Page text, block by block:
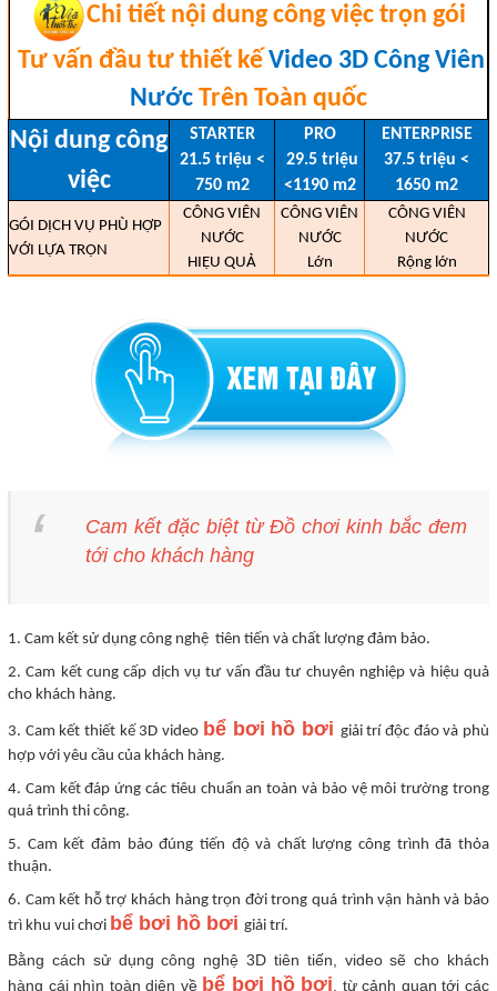
Chi tiết nội dung công việc trọn gói
Tư vấn đầu tư thiết kế Video 3D Công Viên
Nước Trên Toàn quốc
Nội dung công
việc
STARTER
21.5 triệu <
750 m2
PRO
29.5 triệu
<1190 m2
ENTERPRISE
37.5 triệu <
1650 m2
GÓI DỊCH VỤ PHÙ HỢP
VỚI LỰA TRỌN
CÔNG VIÊN
NƯỚC
HIỆU QUẢ
CÔNG VIÊN
NƯỚC
Lớn
CÔNG VIÊN
NƯỚC
Rộng lớn
Cam kết đặc biệt từ Đồ chơi kinh bắc đem
tới cho khách hàng
1. Cam kết sử dụng công nghệ tiên tiến và chất lượng đảm bảo.
2. Cam kết cung cấp dịch vụ tư vấn đầu tư chuyên nghiệp và hiệu quả
cho khách hàng.
3. Cam kết thiết kế 3D video bể bơi hồ bơi giải trí độc đáo và phù
hợp với yêu cầu của khách hàng.
4. Cam kết đáp ứng các tiêu chuẩn an toàn và bảo vệ môi trường trong
quá trình thi công.
5. Cam kết đảm bảo đúng tiến độ và chất lượng công trình đã thỏa
thuận.
6. Cam kết hỗ trợ khách hàng trọn đời trong quá trình vận hành và bảo
trì khu vui chơi bể bơi hồ bơi giải trí.
Bằng cách sử dụng công nghệ 3D tiên tiến, video sẽ cho khách
hàng cái nhìn toàn diện về bể bơi hồ bơi , từ cảnh quan tới các